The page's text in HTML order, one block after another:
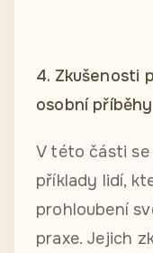
4. Zkušenosti
osobní příběhy
V této části se
příklady lidí,
prohloubení
praxe. Jejich